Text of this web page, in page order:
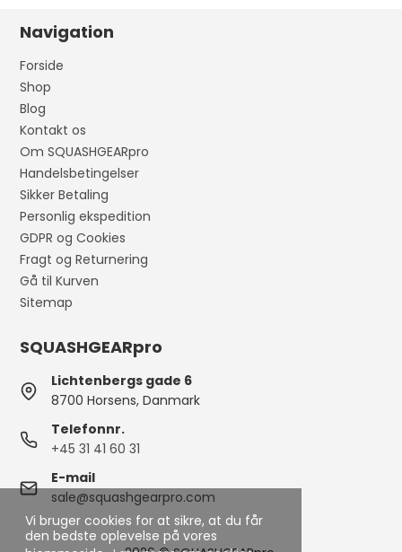
Vi bruger cookies for at sikre, at du får
den bedste oplevelse på vores
Navigation
Forside
Shop
Blog
Kontakt os
Om SQUASHGEARpro
Handelsbetingelser
Sikker Betaling
Personlig ekspedition
GDPR og Cookies
Fragt og Returnering
Gå til Kurven
Sitemap
SQUASHGEARpro
Lichtenbergs gade 6
8700 Horsens, Danmark
Telefonnr.
+45 31 41 60 31
E-mail
sale@squashgearpro.com